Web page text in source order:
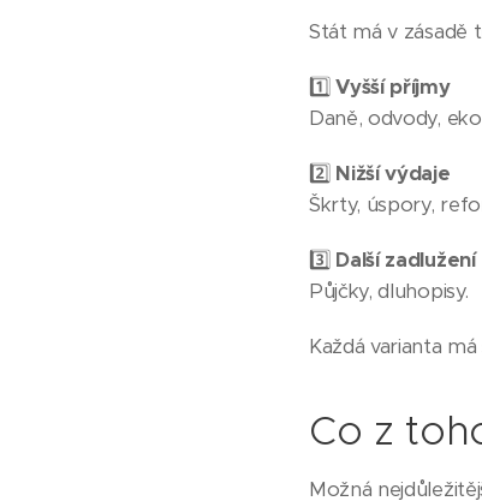
Stát má v zásadě
1️⃣Vyšší příjmy
Daně, odvody,
2️⃣ Nižší výdaje
Škrty, úspory,
3️⃣ Další zadlužení
Půjčky, dluhopisy.
Každá varianta
Co z
Možná